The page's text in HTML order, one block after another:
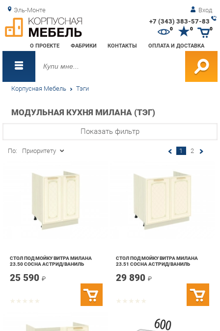
Эль-Монте Вход
+7 (343) 383-57-83
О ПРОЕКТЕ ФАБРИКИ КОНТАКТЫ ОПЛАТА И ДОСТАВКА
0 0
Корпусная Мебель Тэги
МОДУЛЬНАЯ КУХНЯ МИЛАНА (ТЭГ)
25 590₽ 29 890₽